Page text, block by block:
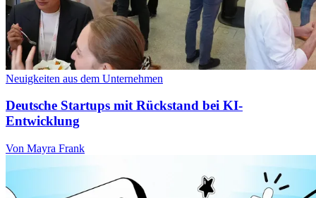
Neuigkeiten aus dem Unternehmen
Deutsche Startups mit Rückstand bei KI-
Entwicklung
Von Mayra Frank